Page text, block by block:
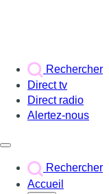
Rechercher
Direct tv
Direct radio
Alertez-nous
Rechercher
Accueil